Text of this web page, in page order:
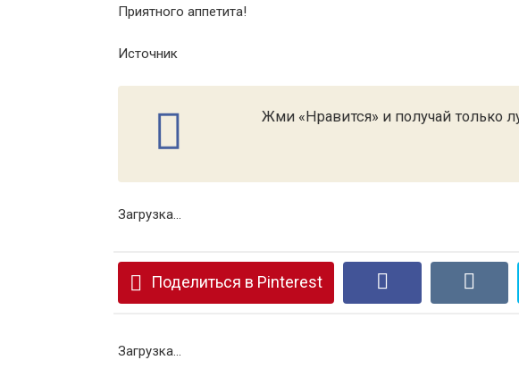
Приятного аппетита!
Источник
Жми «Нравится» и получай только
Загрузка...
Поделиться в Pinterest
Загрузка...